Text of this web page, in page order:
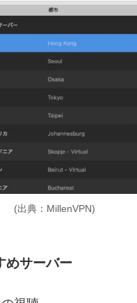
(出典：MillenVPN)
めサーバー